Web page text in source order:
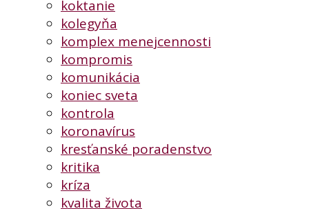
koktanie
kolegyňa
komplex menejcennosti
kompromis
komunikácia
koniec sveta
kontrola
koronavírus
kresťanské poradenstvo
kritika
kríza
kvalita života